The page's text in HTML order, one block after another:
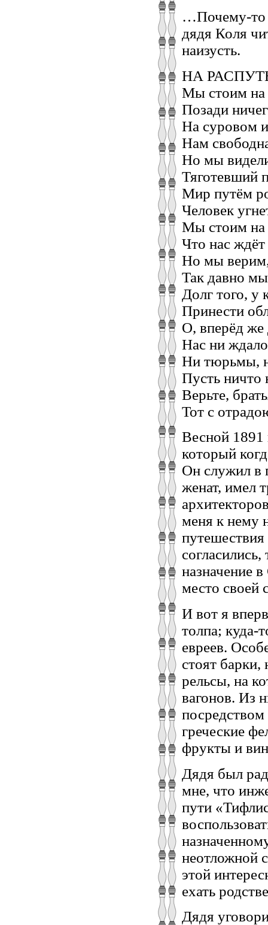
…Почему-то
дядя Коля
наизусть.
НА
Мы стоим на
Позади
На суровом
Нам
Но мы
Тяготевший
Мир путём
Человек
Мы стоим на
Что нас
Но мы верим,
Так давно
Долг того, у
Принести
О, вперёд же
Нас ни
Ни тюрьмы,
Пусть ничто
Верьте,
Тот с
Весной 1891
который
Он служил в
женат, имел
меня к нему
назначение
место своей
И вот я
толпа; куда-
евреев.
стоят
рельсы, на
вагонов. Из
посредством
греческие
фрукты и
Дядя был
мне, что
пути
неотложной
этой
ехать
Дядя